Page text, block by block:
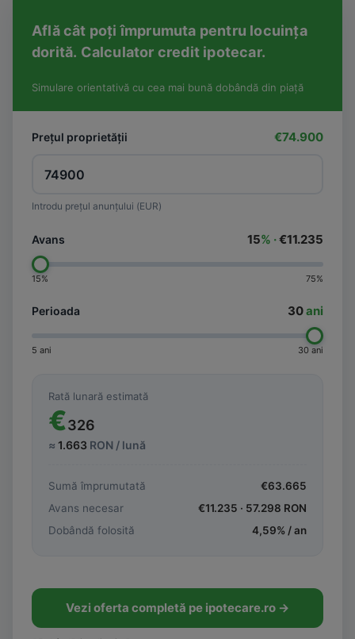
Află cât poți împrumuta pentru locuința
dorită. Calculator credit ipotecar.
Simulare orientativă cu cea mai bună dobândă din piață
Prețul proprietății €74.900
Introdu prețul anunțului (EUR)
Avans 15% ·€11.235
15% 75%
Perioada 30ani
5 ani 30 ani
Rată lunară estimată
€326
≈ 1.663 RON / lună
Sumă împrumutată €63.665
Avans necesar
€11.235 · 57.298 RON
Dobândă folosită
4,59% / an
Vezi oferta completă pe ipotecare.ro →